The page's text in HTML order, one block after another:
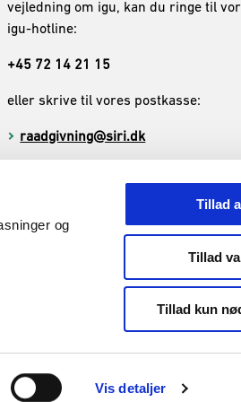
og
Vis detaljer
Tillad
Tillad
Tillad kun
vejledning om igu, kan du ringe til
igu-hotline:
+45 72 14 21 15
eller skrive til vores postkasse:
raadgivning@siri.dk